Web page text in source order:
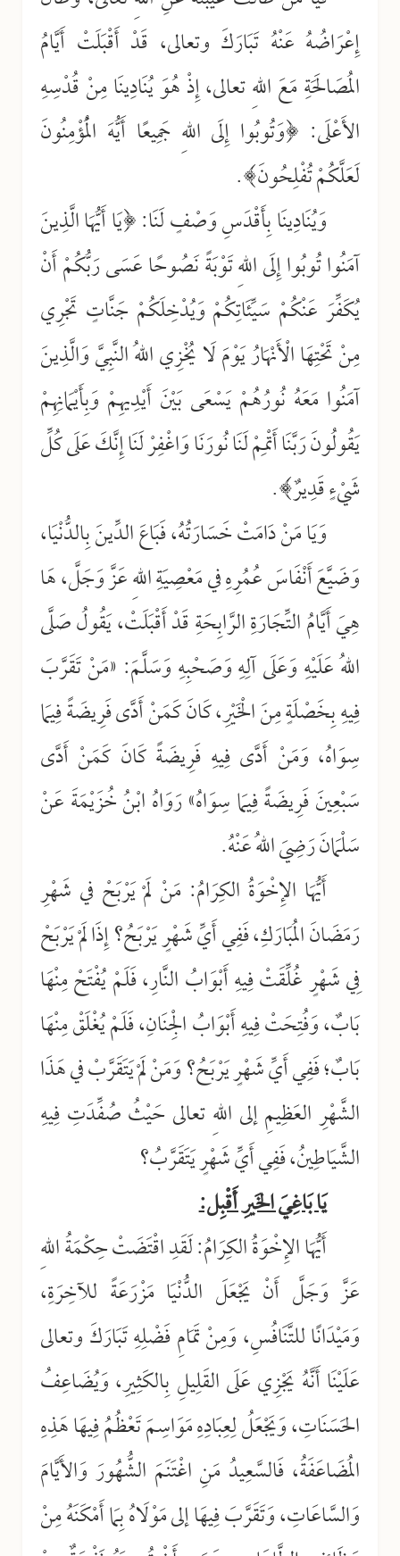
إِعْرَاضُهُ عَنْهُ تَبَارَكَ وتعالى، قَدْ أَقْبَلَتْ أَيَّامُ
المُصَالَحَةِ مَعَ اللهِ تعالى، إِذْ هُوَ يُنَادِينَا مِنْ قُدْسِهِ
الأَعْلَى: ﴿وَتُوبُوا إِلَى اللهِ جَمِيعًا أَيُّهَ الْمُؤْمِنُونَ
لَعَلَّكُمْ تُفْلِحُونَ﴾.
وَيُنَادِينَا بِأَقْدَسِ وَصْفٍ لَنَا: ﴿يَا أَيُّهَا الَّذِينَ
آمَنُوا تُوبُوا إِلَى اللهِ تَوْبَةً نَصُوحًا عَسَى رَبُّكُمْ أَنْ
يُكَفِّرَ عَنْكُمْ سَيِّئَاتِكُمْ وَيُدْخِلَكُمْ جَنَّاتٍ تَجْرِي
مِنْ تَحْتِهَا الْأَنْهَارُ يَوْمَ لَا يُخْزِي اللهُ النَّبِيَّ وَالَّذِينَ
آمَنُوا مَعَهُ نُورُهُمْ يَسْعَى بَيْنَ أَيْدِيهِمْ وَبِأَيْمَانِهِمْ
يَقُولُونَ رَبَّنَا أَتْمِمْ لَنَا نُورَنَا وَاغْفِرْ لَنَا إِنَّكَ عَلَى كُلِّ
شَيْءٍ قَدِيرٌ﴾.
وَيَا مَنْ دَامَتْ خَسَارَتُهُ، فَبَاعَ الدِّينَ بِالدُّنْيَا،
وَضَيَّعَ أَنْفَاسَ عُمُرِهِ في مَعْصِيَةِ اللهِ عَزَّ وَجَلَّ، هَا
هِيَ أَيَّامُ التِّجَارَةِ الرَّابِحَةِ قَدْ أَقْبَلَتْ، يَقُولُ صَلَّى
اللهُ عَلَيْهِ وَعَلَى آلِهِ وَصَحْبِهِ وَسَلَّمَ: «مَنْ تَقَرَّبَ
فِيهِ بِخَصْلَةٍ مِنَ الْخَيْرِ، كَانَ كَمَنْ أَدَّى فَرِيضَةً فِيمَا
سِوَاهُ، وَمَنْ أَدَّى فِيهِ فَرِيضَةً كَانَ كَمَنْ أَدَّى
سَبْعِينَ فَرِيضَةً فِيمَا سِوَاهُ» رَوَاهُ ابْنُ خُزَيْمَةَ عَنْ
سَلْمَانَ رَضِيَ اللهُ عَنْهُ.
أَيُّهَا الإِخْوَةُ الكِرَامُ: مَنْ لَمْ يَرْبَحْ في شَهْرِ
رَمَضَانَ المُبَارَكِ، فَفِي أَيِّ شَهْرٍ يَرْبَحُ؟ إِذَا لَمْ يَرْبَحْ
فِي شَهْرٍ غُلِّقَتْ فِيهِ أَبْوَابُ النَّارِ، فَلَمْ يُفْتَحْ مِنْهَا
بَابٌ، وَفُتِحَتْ فِيهِ أَبْوَابُ الْجِنَانِ، فَلَمْ يُغْلَقْ مِنْهَا
بَابٌ؛ فَفِي أَيِّ شَهْرٍ يَرْبَحُ؟ وَمَنْ لَمْ يَتَقَرَّبْ في هَذَا
الشَّهْرِ العَظِيمِ إلى اللهِ تعالى حَيْثُ صُفِّدَتِ فِيهِ
الشَّيَاطِينُ، فَفِي أَيِّ شَهْرٍ يَتَقَرَّبُ؟
يَا بَاغِيَ الخَيرِ أَقْبِل:
أَيُّهَا الإِخْوَةُ الكِرَامُ: لَقَدِ اقْتَضَتْ حِكْمَةُ اللهِ
عَزَّ وَجَلَّ أَنْ يَجْعَلَ الدُّنْيَا مَزْرَعَةً للآخِرَةِ،
وَمَيْدَانًا للتَّنَافُسِ، وَمِنْ تَمَامِ فَضْلِهِ تَبَارَكَ وتعالى
عَلَيْنَا أَنَّهُ يَجْزِي عَلَى القَلِيلِ بِالكَثِيرِ، وَيُضَاعِفُ
الحَسَنَاتِ، وَيَجْعَلُ لِعِبَادِهِ مَوَاسِمَ تَعْظُمُ فِيهَا هَذِهِ
المُضَاعَفَةُ، فَالسَّعِيدُ مَنِ اغْتَنَمَ الشُّهُورَ وَالأَيَّامَ
وَالسَّاعَاتِ، وَتَقَرَّبَ فِيهَا إلى مَوْلَاهُ بِمَا أَمْكَنَهُ مِنْ